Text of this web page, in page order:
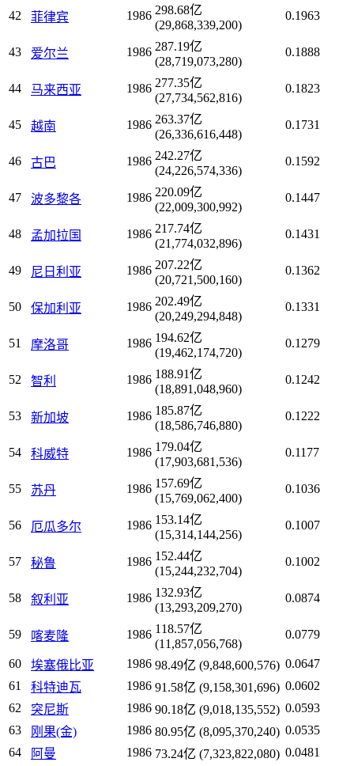
42 菲律宾 1986 298.68亿
(29,868,339,200)
0.1963
43 爱尔兰 1986 287.19亿
(28,719,073,280)
0.1888
44 马来西亚 1986 277.35亿
(27,734,562,816)
0.1823
45 越南 1986 263.37亿
(26,336,616,448)
0.1731
46 古巴 1986 242.27亿
(24,226,574,336)
0.1592
47 波多黎各 1986 220.09亿
(22,009,300,992)
0.1447
48 孟加拉国 1986 217.74亿
(21,774,032,896)
0.1431
49 尼日利亚 1986 207.22亿
(20,721,500,160)
0.1362
50 保加利亚 1986 202.49亿
(20,249,294,848)
0.1331
51 摩洛哥 1986 194.62亿
(19,462,174,720)
0.1279
52 智利 1986 188.91亿
(18,891,048,960)
0.1242
53 新加坡 1986 185.87亿
(18,586,746,880)
0.1222
54 科威特 1986 179.04亿
(17,903,681,536)
0.1177
55 苏丹 1986 157.69亿
(15,769,062,400)
0.1036
56 厄瓜多尔 1986 153.14亿
(15,314,144,256)
0.1007
57 秘鲁 1986 152.44亿
(15,244,232,704)
0.1002
58 叙利亚 1986 132.93亿
(13,293,209,270)
0.0874
59 喀麦隆 1986 118.57亿
(11,857,056,768)
0.0779
60 埃塞俄比亚 1986 98.49亿 (9,848,600,576) 0.0647
61
科特迪瓦 1986 91.58亿 (9,158,301,696) 0.0602
62
突尼斯 1986 90.18亿 (9,018,135,552) 0.0593
63
刚果(金) 1986 80.95亿 (8,095,370,240) 0.0535
64
阿曼 1986 73.24亿 (7,323,822,080) 0.0481